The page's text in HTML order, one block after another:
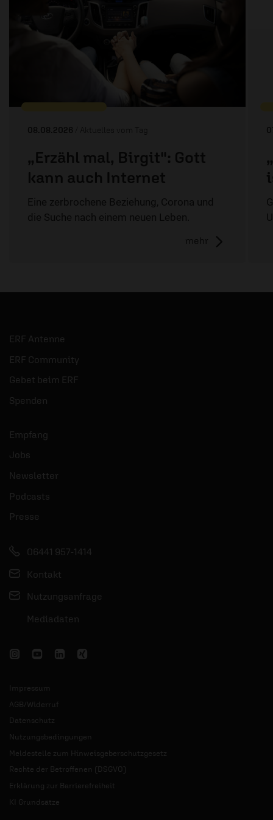
08.08.2026 / Aktuelles vom Tag
„Erzähl mal, Birgit": Gott
kann auch Internet
Eine zerbrochene Beziehung, Corona und
die Suche nach einem neuen Leben.
mehr
ERF Antenne
ERF Community
Gebet beim ERF
Spenden
Empfang
Jobs
Newsletter
Podcasts
Presse
06441 957-1414
Kontakt
Nutzungsanfrage
Mediadaten
Impressum
AGB/Widerruf
Datenschutz
Nutzungsbedingungen
Meldestelle zum Hinweisgeberschutzgesetz
Rechte der Betroffenen (DSGVO)
Erklärung zur Barrierefreiheit
KI Grundsätze